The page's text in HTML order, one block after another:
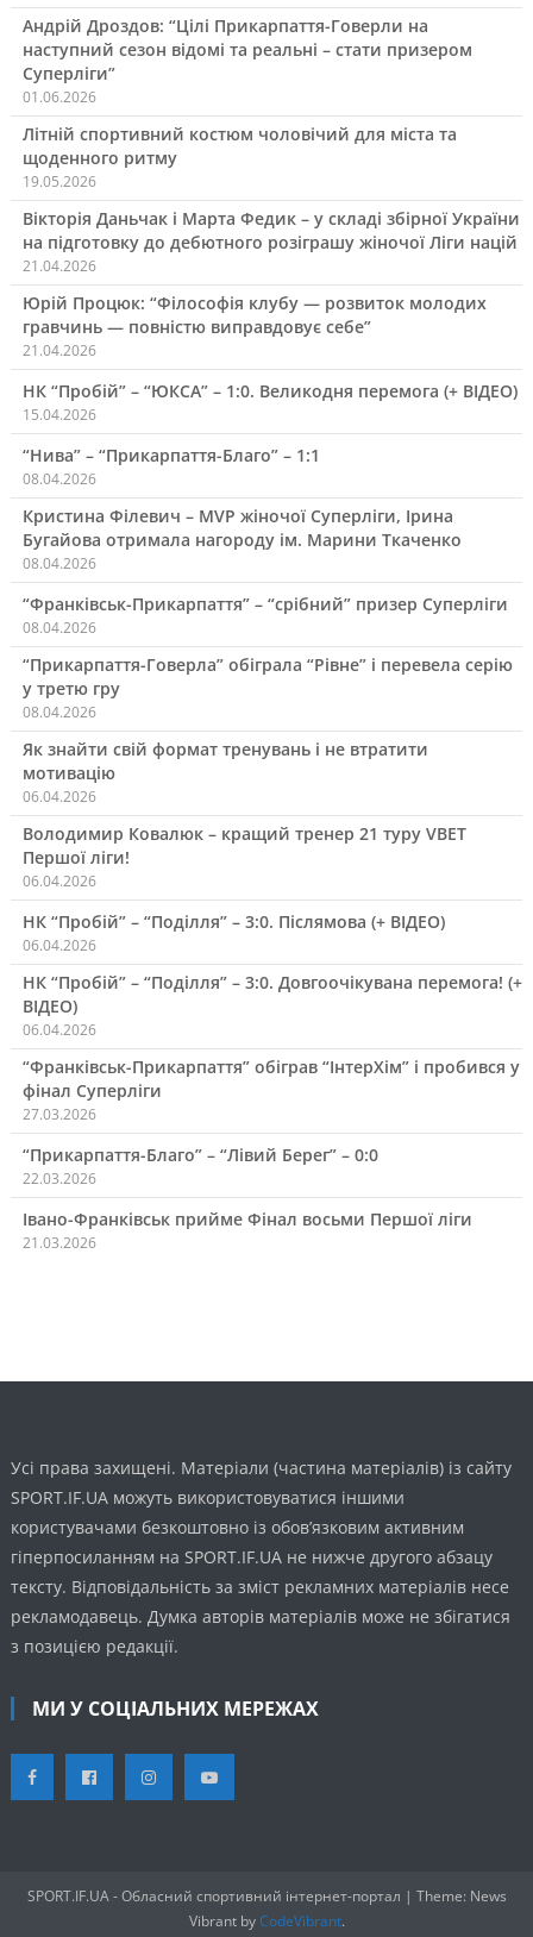
Андрій Дроздов: “Цілі Прикарпаття-Говерли на
наступний сезон відомі та реальні – стати призером
Суперліги”
01.06.2026
Літній спортивний костюм чоловічий для міста та
щоденного ритму
19.05.2026
Вікторія Даньчак і Марта Федик – у складі збірної України
на підготовку до дебютного розіграшу жіночої Ліги націй
21.04.2026
Юрій Процюк: “Філософія клубу — розвиток молодих
гравчинь — повністю виправдовує себе”
21.04.2026
НК “Пробій” – “ЮКСА” – 1:0. Великодня перемога (+ ВІДЕО)
15.04.2026
“Нива” – “Прикарпаття-Благо” – 1:1
08.04.2026
Кристина Філевич – MVP жіночої Суперліги, Ірина
Бугайова отримала нагороду ім. Марини Ткаченко
08.04.2026
“Франківськ-Прикарпаття” – “срібний” призер Суперліги
08.04.2026
“Прикарпаття-Говерла” обіграла “Рівне” і перевела серію
у третю гру
08.04.2026
Як знайти свій формат тренувань і не втратити
мотивацію
06.04.2026
Володимир Ковалюк – кращий тренер 21 туру VBET
Першої ліги!
06.04.2026
НК “Пробій” – “Поділля” – 3:0. Післямова (+ ВІДЕО)
06.04.2026
НК “Пробій” – “Поділля” – 3:0. Довгоочікувана перемога! (+
ВІДЕО)
06.04.2026
“Франківськ-Прикарпаття” обіграв “ІнтерХім” і пробився у
фінал Суперліги
27.03.2026
“Прикарпаття-Благо” – “Лівий Берег” – 0:0
22.03.2026
Івано-Франківськ прийме Фінал восьми Першої ліги
21.03.2026
Усі права захищені. Матеріали (частина матеріалів) із сайту
SPORT.IF.UA можуть використовуватися іншими
користувачами безкоштовно із обов’язковим активним
гіперпосиланням на SPORT.IF.UA не нижче другого абзацу
тексту. Відповідальність за зміст рекламних матеріалів несе
рекламодавець. Думка авторів матеріалів може не збігатися
з позицією редакції.
МИ У СОЦІАЛЬНИХ МЕРЕЖАХ
SPORT.IF.UA - Обласний спортивний інтернет-портал | Theme: News
Vibrant byCodeVibrant.